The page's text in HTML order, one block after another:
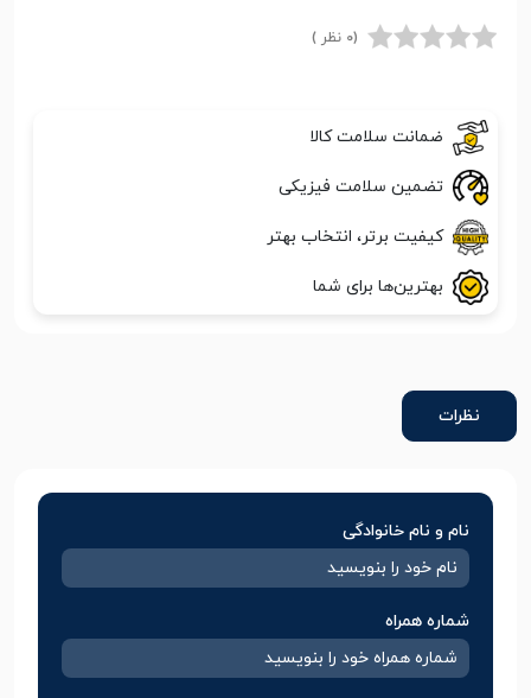
(0 نظر )
ضمانت سلامت کالا
تضمین سلامت فیزیکی
کیفیت برتر، انتخاب بهتر
بهترین‌ها برای شما
نظرات
نام و نام خانوادگی
شماره همراه